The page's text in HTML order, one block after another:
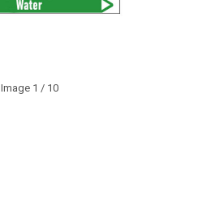
Image 1 / 10